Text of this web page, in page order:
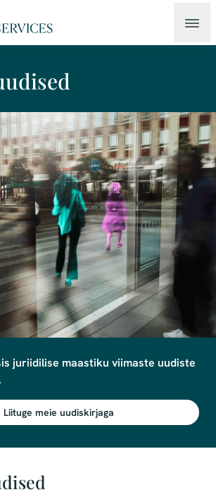
juriidilise maastiku viimaste uudiste
Liituge meie uudiskirjaga